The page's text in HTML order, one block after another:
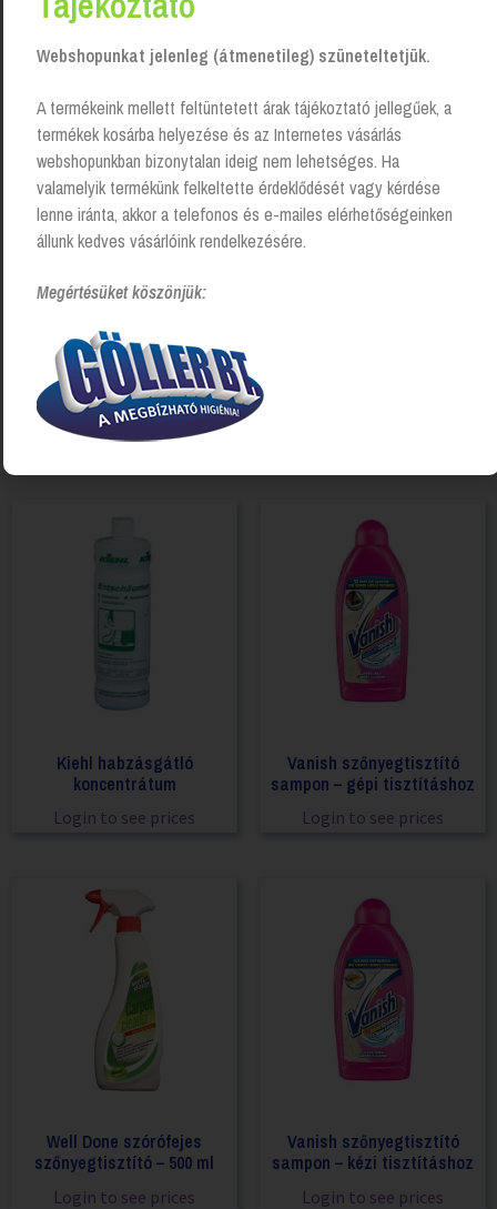
Kapcsolódó Termékek
CIF ProFormula Multi Surface
általános felülettisztítószer
– 400 ml
Login to see prices
Kiehl habzásgátló
koncentrátum
Login to see prices
Vanish szőnyegtisztító
sampon – gépi tisztításhoz
Login to see prices
Well Done szórófejes
szőnyegtisztító – 500 ml
Login to see prices
Vanish szőnyegtisztító
sampon – kézi tisztításhoz
Login to see prices
Webshopunkat jelenleg (átmenetileg) szüneteltetjük.
A termékeink mellett feltüntetett árak tájékoztató jellegűek, a
termékek kosárba helyezése és az Internetes vásárlás
webshopunkban bizonytalan ideig nem lehetséges. Ha
valamelyik termékünk felkeltette érdeklődését vagy kérdése
lenne iránta, akkor a telefonos és e-mailes elérhetőségeinken
állunk kedves vásárlóink rendelkezésére.
Megértésüket köszönjük: